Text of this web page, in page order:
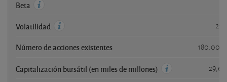
Beta
Volatilidad
Número de acciones existentes
Capitalización bursátil (en miles de millones) 29,66